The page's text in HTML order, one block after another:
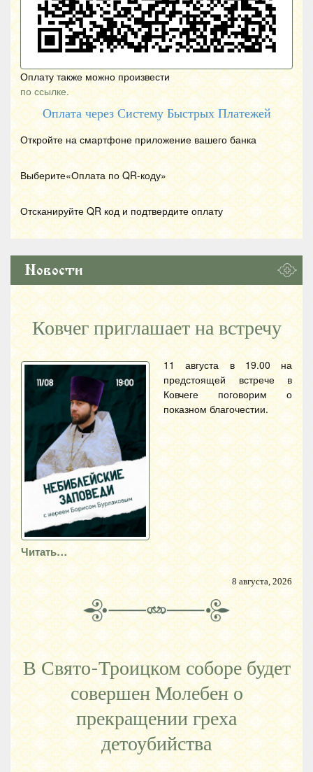
Оплату также можно произвести
по ссылке.
Оплата через Систему Быстрых Платежей
Откройте на смартфоне приложение вашего банка
Выберите«Оплата по QR-коду»
Отсканируйте QR код и подтвердите оплату
Новости
Ковчег приглашает на встречу
11 августа в 19.00 на
предстоящей встрече в
Ковчеге поговорим о
показном благочестии.
Читать…
8 августа, 2026
В Свято-Троицком соборе будет
совершен Молебен о
прекращении греха
детоубийства